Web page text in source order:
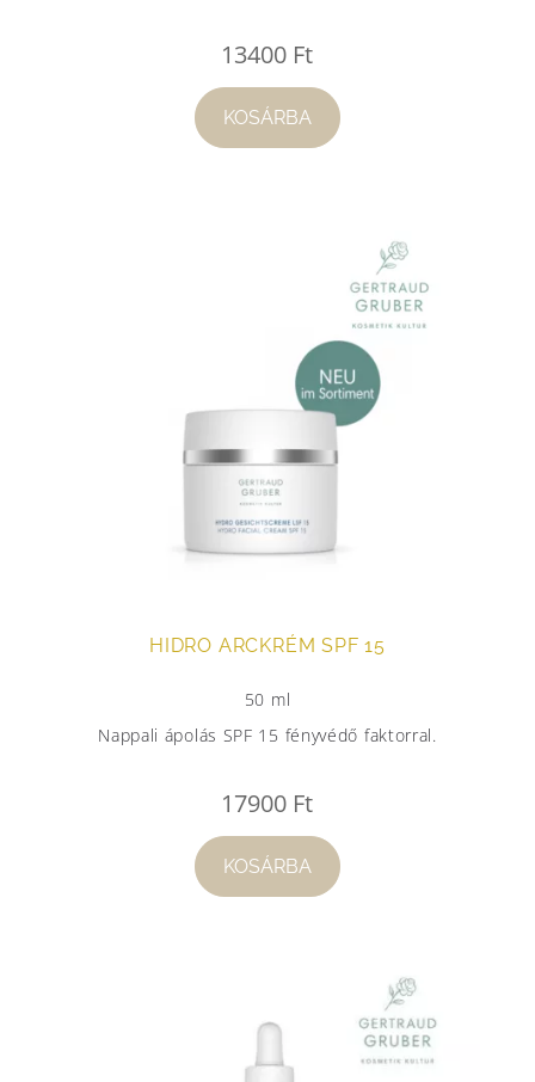
13400 Ft
KOSÁRBA
HIDRO ARCKRÉM SPF 15
50 ml
Nappali ápolás SPF 15 fényvédő faktorral.
17900 Ft
KOSÁRBA